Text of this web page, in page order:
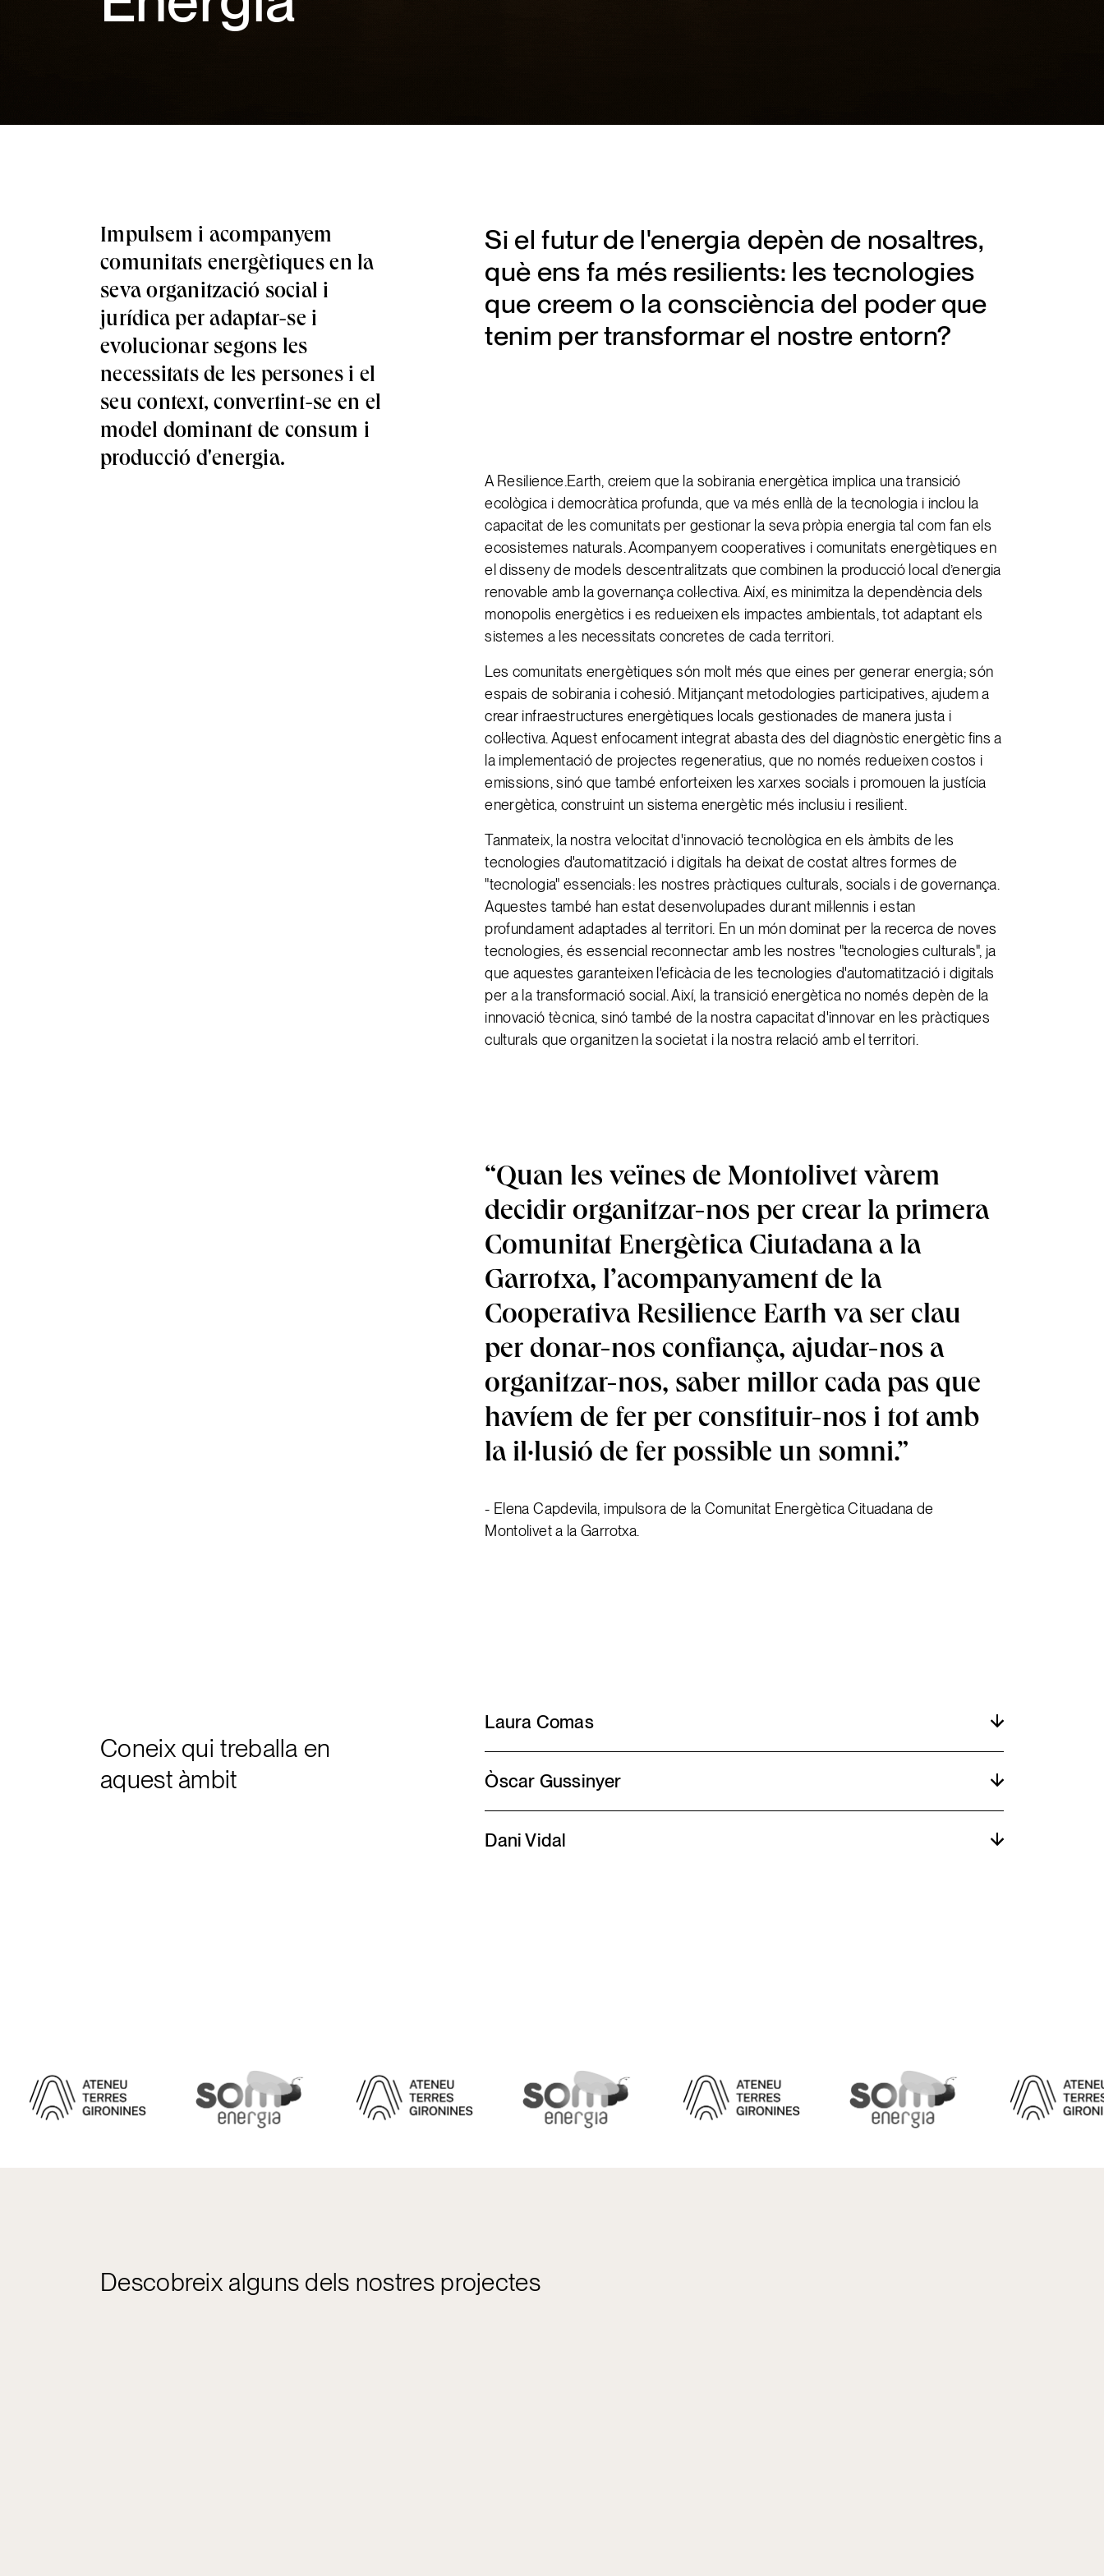
Impulsem i acompanyem
comunitats energètiques en la
seva organització social i
jurídica per adaptar-se i
evolucionar segons les
necessitats de les persones i el
seu context, convertint-se en el
model dominant de consum i
producció d'energia.
Si el futur de l'energia depèn de nosaltres,
què ens fa més resilients: les tecnologies
que creem o la consciència del poder que
tenim per transformar el nostre entorn?
A Resilience.Earth, creiem que la sobirania energètica implica una transició
ecològica i democràtica profunda, que va més enllà de la tecnologia i inclou la
capacitat de les comunitats per gestionar la seva pròpia energia tal com fan els
ecosistemes naturals. Acompanyem cooperatives i comunitats energètiques en
el disseny de models descentralitzats que combinen la producció local d’energia
renovable amb la governança col·lectiva. Així, es minimitza la dependència dels
monopolis energètics i es redueixen els impactes ambientals, tot adaptant els
sistemes a les necessitats concretes de cada territori.
Les comunitats energètiques són molt més que eines per generar energia; són
espais de sobirania i cohesió. Mitjançant metodologies participatives, ajudem a
crear infraestructures energètiques locals gestionades de manera justa i
col·lectiva. Aquest enfocament integrat abasta des del diagnòstic energètic fins a
la implementació de projectes regeneratius, que no només redueixen costos i
emissions, sinó que també enforteixen les xarxes socials i promouen la justícia
energètica, construint un sistema energètic més inclusiu i resilient.
Tanmateix, la nostra velocitat d'innovació tecnològica en els àmbits de les
tecnologies d'automatització i digitals ha deixat de costat altres formes de
"tecnologia" essencials: les nostres pràctiques culturals, socials i de governança.
Aquestes també han estat desenvolupades durant mil·lennis i estan
profundament adaptades al territori. En un món dominat per la recerca de noves
tecnologies, és essencial reconnectar amb les nostres "tecnologies culturals", ja
que aquestes garanteixen l'eficàcia de les tecnologies d'automatització i digitals
per a la transformació social. Així, la transició energètica no només depèn de la
innovació tècnica, sinó també de la nostra capacitat d'innovar en les pràctiques
culturals que organitzen la societat i la nostra relació amb el territori.
“Quan les veïnes de Montolivet vàrem
decidir organitzar-nos per crear la primera
Comunitat Energètica Ciutadana a la
Garrotxa, l’acompanyament de la
Cooperativa Resilience Earth va ser clau
per donar-nos confiança, ajudar-nos a
organitzar-nos, saber millor cada pas que
havíem de fer per constituir-nos i tot amb
la il·lusió de fer possible un somni.”
- Elena Capdevila, impulsora de la Comunitat Energètica Cituadana de
Montolivet a la Garrotxa.
Coneix qui treballa en
aquest àmbit
Laura Comas
Òscar Gussinyer
Dani Vidal
Descobreix alguns dels nostres projectes